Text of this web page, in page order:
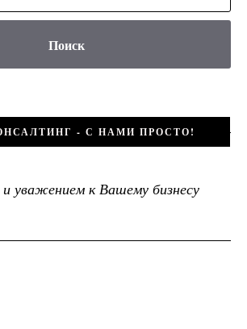
Поиск
- С НАМИ ПРОСТО!
уважением к Вашему бизнесу